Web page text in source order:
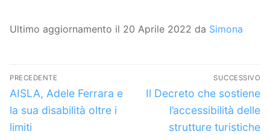
Ultimo aggiornamento il 20 Aprile 2022 da Simona
Navigazione
articoli
PRECEDENTE
Articolo
precedente:
AISLA, Adele Ferrara e
la sua disabilità oltre i
limiti
SUCCESSIVO
Articolo
successivo:
Il Decreto che sostiene
l’accessibilità delle
strutture turistiche